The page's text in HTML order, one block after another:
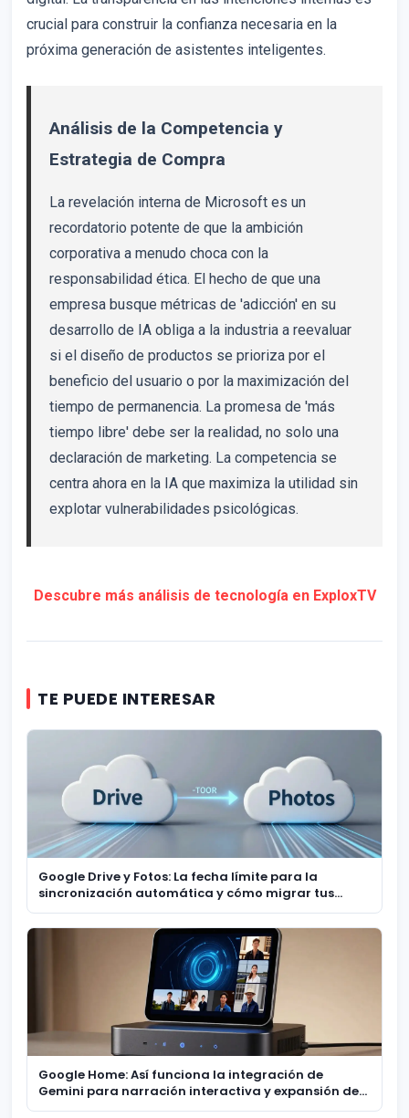
crucial para construir la confianza necesaria en la
próxima generación de asistentes inteligentes.
Análisis de la Competencia y
Estrategia de Compra
La revelación interna de Microsoft es un
recordatorio potente de que la ambición
corporativa a menudo choca con la
responsabilidad ética. El hecho de que una
empresa busque métricas de 'adicción' en su
desarrollo de IA obliga a la industria a reevaluar
si el diseño de productos se prioriza por el
beneficio del usuario o por la maximización del
tiempo de permanencia. La promesa de 'más
tiempo libre' debe ser la realidad, no solo una
declaración de marketing. La competencia se
centra ahora en la IA que maximiza la utilidad sin
explotar vulnerabilidades psicológicas.
Descubre más análisis de tecnología en ExploxTV
TE PUEDE INTERESAR
Google Drive y Fotos: La fecha límite para la
sincronización automática y cómo migrar tus
recuerdos
Google Home: Así funciona la integración de
Gemini para narración interactiva y expansión de
cámaras